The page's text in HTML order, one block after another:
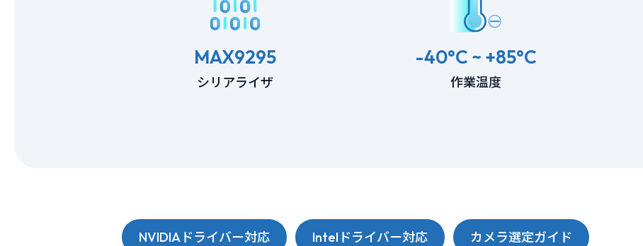
MAX9295
シリアライザ
-40°C ~ +85°C
作業温度
NVIDIAドライバー対応 Intelドライバー対応 カメラ選定ガイド